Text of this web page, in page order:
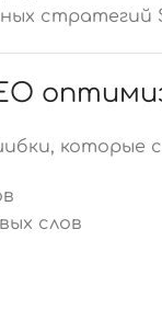
стратегий
которые
слов